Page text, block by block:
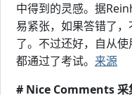
中得到的灵感。据
易紧张，如果答错了
了。不过还好，自从
都通过了考试。 来源
# Nice Comments 采